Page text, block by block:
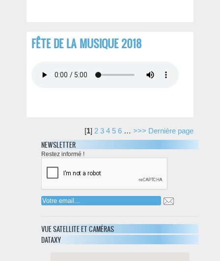
FÊTE DE LA MUSIQUE 2018
[1] 2 3 4 5 6 … >>> Dernière page
NEWSLETTER
Restez informé !
VUE SATELLITE ET CAMÉRAS
DATAXY